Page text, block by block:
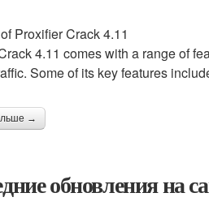
Proxifier Crack 4.11
4.11 comes with a range of
Some of its key features
→
обновления на